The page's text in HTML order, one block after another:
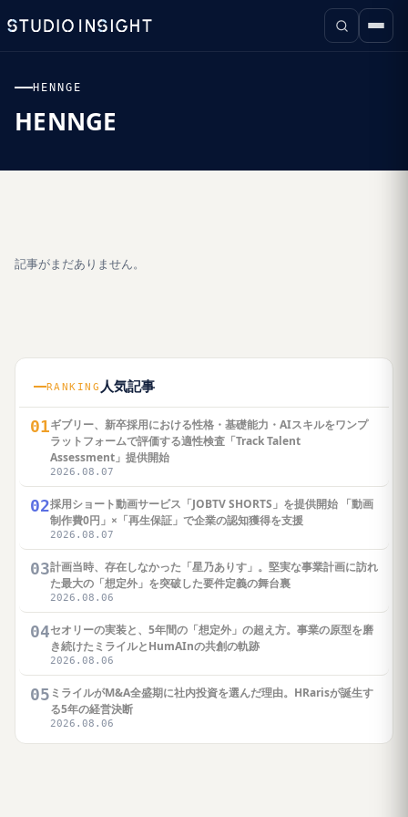
HENNGE
HENNGE
記事がまだありません。
RANKING 人気記事
01ギブリー、新卒採用における性格・基礎能力・AIスキルをワンプ
ラットフォームで評価する適性検査「Track Talent
Assessment」提供開始
2026.08.07
02採用ショート動画サービス「JOBTV SHORTS」を提供開始 「動画
制作費0円」×「再生保証」で企業の認知獲得を支援
2026.08.07
03計画当時、存在しなかった「星乃ありす」。堅実な事業計画に訪れ
た最大の「想定外」を突破した要件定義の舞台裏
2026.08.06
04セオリーの実装と、5年間の「想定外」の超え方。事業の原型を磨
き続けたミライルとHumAInの共創の軌跡
2026.08.06
05 ミライルがM&A全盛期に社内投資を選んだ理由。HRarisが誕生す
る5年の経営決断
2026.08.06